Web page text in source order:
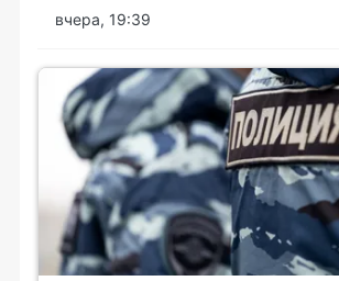
вчера, 19:39